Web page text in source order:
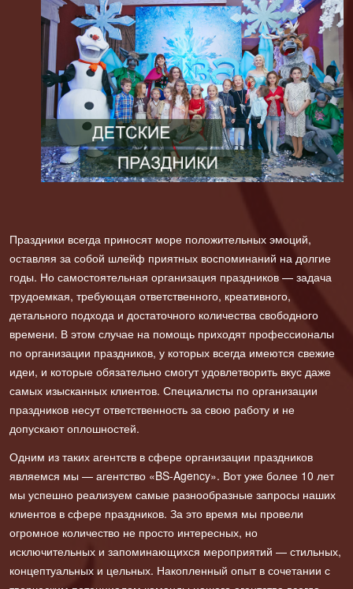
Праздники всегда приносят море положительных эмоций,
оставляя за собой шлейф приятных воспоминаний на долгие
годы. Но самостоятельная организация праздников — задача
трудоемкая, требующая ответственного, креативного,
детального подхода и достаточного количества свободного
времени. В этом случае на помощь приходят профессионалы
по организации праздников, у которых всегда имеются свежие
идеи, и которые обязательно смогут удовлетворить вкус даже
самых изысканных клиентов. Специалисты по организации
праздников несут ответственность за свою работу и не
допускают оплошностей.
Одним из таких агентств в сфере организации праздников
являемся мы — агентство «BS-Agency». Вот уже более 10 лет
мы успешно реализуем самые разнообразные запросы наших
клиентов в сфере праздников. За это время мы провели
огромное количество не просто интересных, но
исключительных и запоминающихся мероприятий — стильных,
концептуальных и цельных. Накопленный опыт в сочетании с